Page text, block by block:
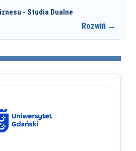
- Studia Dualne
Rozwiń →